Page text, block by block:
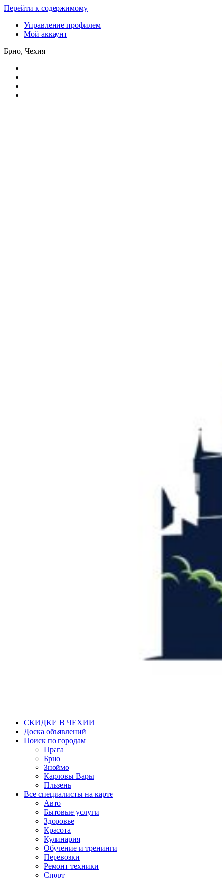
Перейти к содержимому
Управление профилем
Мой аккаунт
Брно, Чехия
СКИДКИ В ЧЕХИИ
Доска объявлений
Поиск по городам
Прага
Брно
Зноймо
Карловы Вары
Пльзень
Все специалисты на карте
Авто
Бытовые услуги
Здоровье
Красота
Кулинария
Обучение и тренинги
Перевозки
Ремонт техники
Спорт